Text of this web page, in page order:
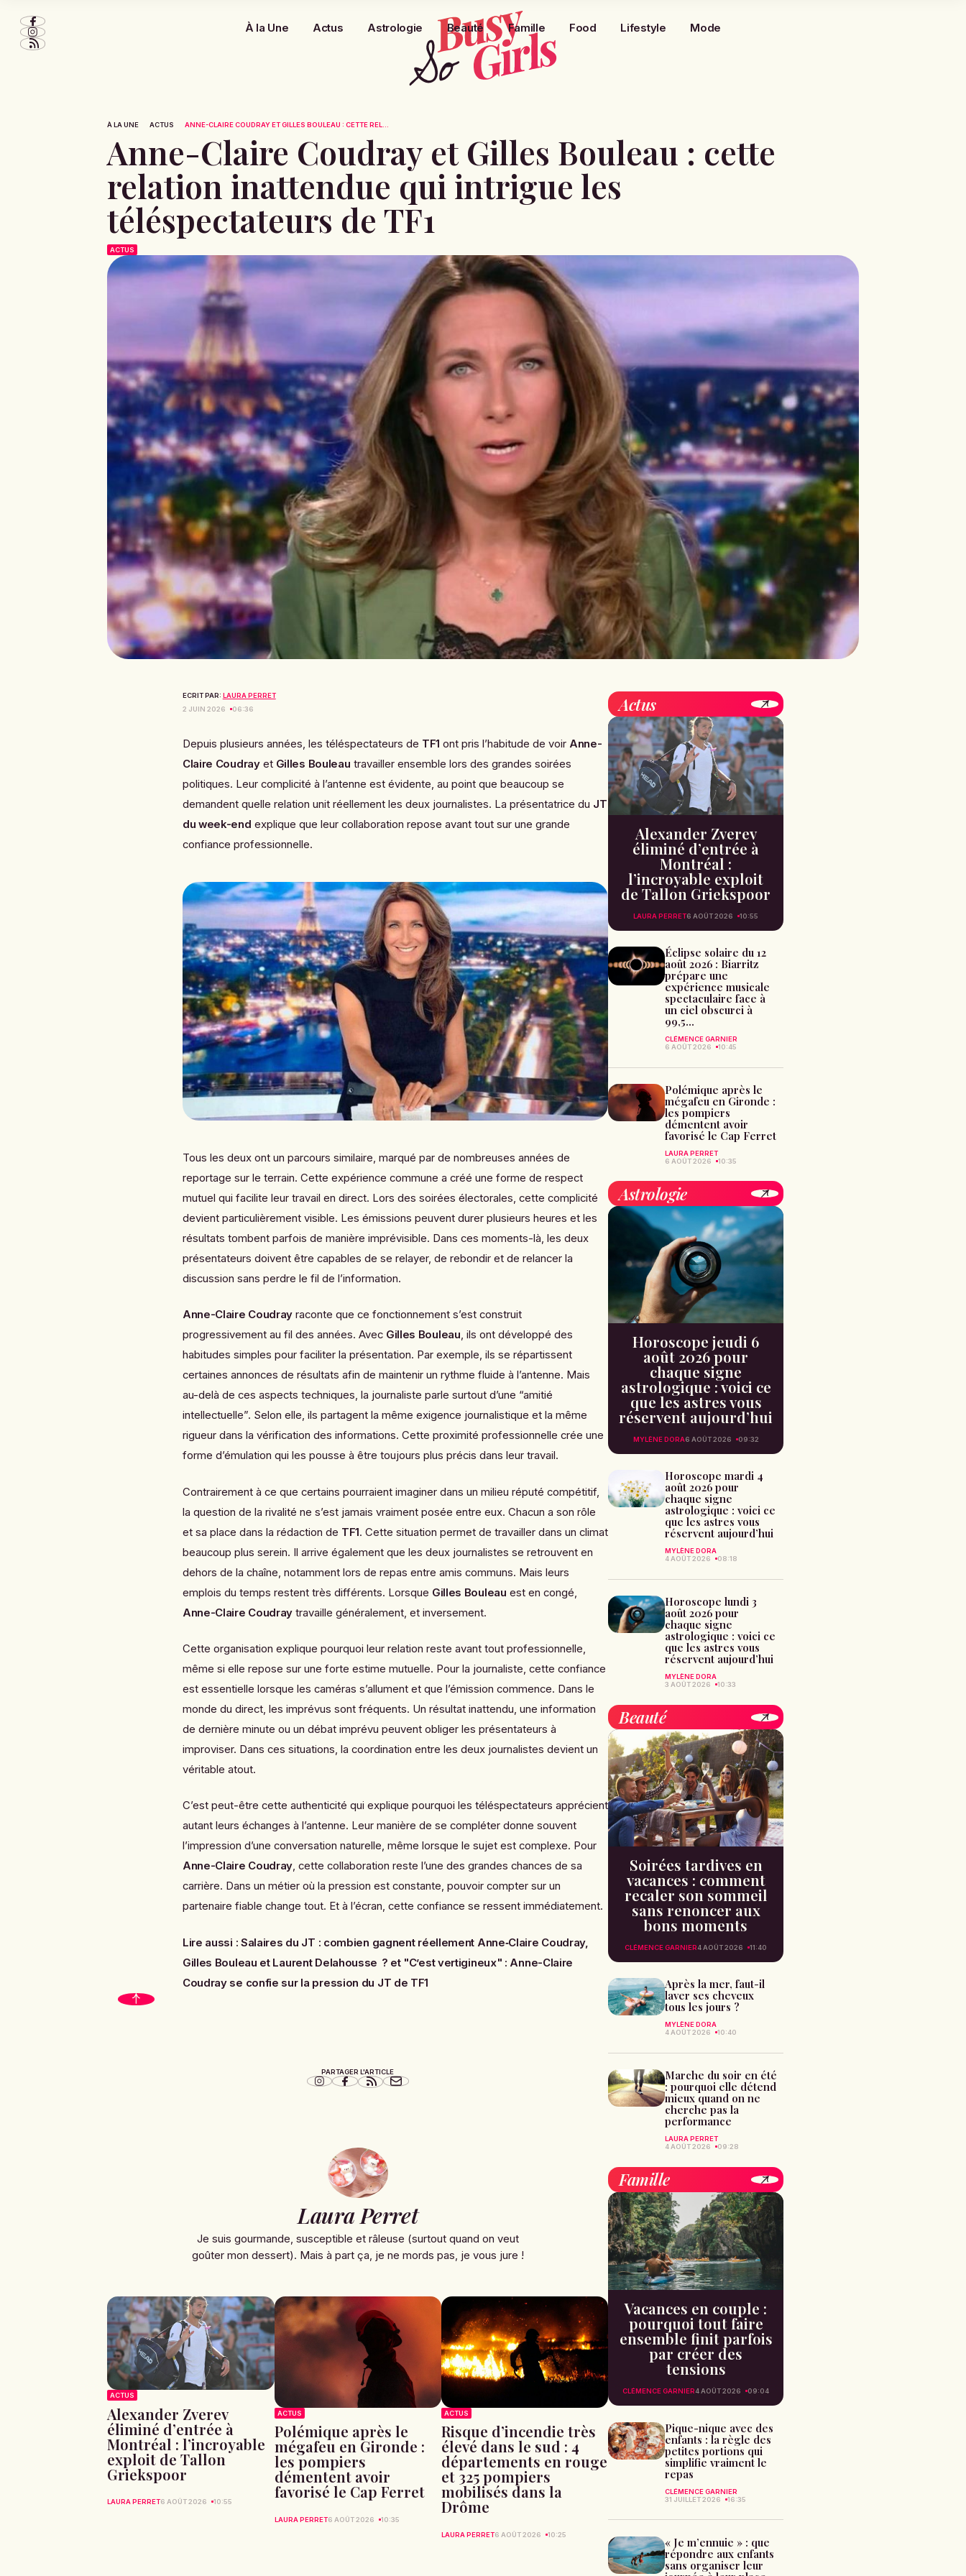
À la Une Actus Astrologie Beauté Famille Food Lifestyle Mode
À LA UNE ACTUS ANNE-CLAIRE COUDRAY ET GILLES BOULEAU : CETTE REL...
Anne-Claire Coudray et Gilles Bouleau : cette
relation inattendue qui intrigue les
téléspectateurs de TF1
ACTUS
ECRIT PAR: LAURA PERRET
2 JUIN 2026
06:36
Depuis plusieurs années, les téléspectateurs de TF1 ont pris l’habitude de voir Anne-
Claire Coudrayet Gilles Bouleau travailler ensemble lors des grandes soirées
politiques. Leur complicité à l’antenne est évidente, au point que beaucoup se
demandent quelle relation unit réellement les deux journalistes. La présentatrice du JT
du week-end explique que leur collaboration repose avant tout sur une grande
confiance professionnelle.
Tous les deux ont un parcours similaire, marqué par de nombreuses années de
reportage sur le terrain. Cette expérience commune a créé une forme de respect
mutuel qui facilite leur travail en direct. Lors des soirées électorales, cette complicité
devient particulièrement visible. Les émissions peuvent durer plusieurs heures et les
résultats tombent parfois de manière imprévisible. Dans ces moments-là, les deux
présentateurs doivent être capables de se relayer, de rebondir et de relancer la
discussion sans perdre le fil de l’information.
Anne-Claire Coudray raconte que ce fonctionnement s’est construit
progressivement au fil des années. Avec Gilles Bouleau, ils ont développé des
habitudes simples pour faciliter la présentation. Par exemple, ils se répartissent
certaines annonces de résultats afin de maintenir un rythme fluide à l’antenne. Mais
au-delà de ces aspects techniques, la journaliste parle surtout d’une “amitié
intellectuelle”. Selon elle, ils partagent la même exigence journalistique et la même
rigueur dans la vérification des informations. Cette proximité professionnelle crée une
forme d’émulation qui les pousse à être toujours plus précis dans leur travail.
Contrairement à ce que certains pourraient imaginer dans un milieu réputé compétitif,
la question de la rivalité ne s’est jamais vraiment posée entre eux. Chacun a son rôle
et sa place dans la rédaction de TF1. Cette situation permet de travailler dans un climat
beaucoup plus serein. Il arrive également que les deux journalistes se retrouvent en
dehors de la chaîne, notamment lors de repas entre amis communs. Mais leurs
emplois du temps restent très différents. Lorsque Gilles Bouleau est en congé,
Anne-Claire Coudray travaille généralement, et inversement.
Cette organisation explique pourquoi leur relation reste avant tout professionnelle,
même si elle repose sur une forte estime mutuelle. Pour la journaliste, cette confiance
est essentielle lorsque les caméras s’allument et que l’émission commence. Dans le
monde du direct, les imprévus sont fréquents. Un résultat inattendu, une information
de dernière minute ou un débat imprévu peuvent obliger les présentateurs à
improviser. Dans ces situations, la coordination entre les deux journalistes devient un
véritable atout.
C’est peut-être cette authenticité qui explique pourquoi les téléspectateurs apprécient
autant leurs échanges à l’antenne. Leur manière de se compléter donne souvent
l’impression d’une conversation naturelle, même lorsque le sujet est complexe. Pour
Anne-Claire Coudray, cette collaboration reste l’une des grandes chances de sa
carrière. Dans un métier où la pression est constante, pouvoir compter sur un
partenaire fiable change tout. Et à l’écran, cette confiance se ressent immédiatement.
Lire aussi : Salaires du JT : combien gagnent réellement Anne‑Claire Coudray,
Gilles Bouleau et Laurent Delahousse ? et "C’est vertigineux" : Anne-Claire
Coudray se confie sur la pression du JT de TF1
PARTAGER L'ARTICLE
Laura Perret
Je suis gourmande, susceptible et râleuse (surtout quand on veut
goûter mon dessert). Mais à part ça, je ne mords pas, je vous jure !
ACTUS
Alexander Zverev
éliminé d’entrée à
Montréal : l’incroyable
exploit de Tallon
Griekspoor
LAURA PERRET6 AOÛT 2026 10:55
ACTUS
Polémique après le
mégafeu en Gironde :
les pompiers
démentent avoir
favorisé le Cap Ferret
LAURA PERRET6 AOÛT 2026 10:35
ACTUS
Risque d’incendie très
élevé dans le sud : 4
départements en rouge
et 325 pompiers
mobilisés dans la
Drôme
LAURA PERRET6 AOÛT 2026 10:25
Actus
Alexander Zverev
éliminé d’entrée à
Montréal :
l’incroyable exploit
de Tallon Griekspoor
LAURA PERRET6 AOÛT 2026 10:55
Éclipse solaire du 12
août 2026 : Biarritz
prépare une
expérience musicale
spectaculaire face à
un ciel obscurci à
99,5...
CLÉMENCE GARNIER
6 AOÛT 2026
10:45
Polémique après le
mégafeu en Gironde :
les pompiers
démentent avoir
favorisé le Cap Ferret
LAURA PERRET
6 AOÛT 2026
10:35
Astrologie
Horoscope jeudi 6
août 2026 pour
chaque signe
astrologique : voici ce
que les astres vous
réservent aujourd’hui
MYLÈNE DORA6 AOÛT 2026 09:32
Horoscope mardi 4
août 2026 pour
chaque signe
astrologique : voici ce
que les astres vous
réservent aujourd’hui
MYLÈNE DORA
4 AOÛT 2026
08:18
Horoscope lundi 3
août 2026 pour
chaque signe
astrologique : voici ce
que les astres vous
réservent aujourd’hui
MYLÈNE DORA
3 AOÛT 2026
10:33
Beauté
Soirées tardives en
vacances : comment
recaler son sommeil
sans renoncer aux
bons moments
CLÉMENCE GARNIER4 AOÛT 2026 11:40
Après la mer, faut-il
laver ses cheveux
tous les jours ?
MYLÈNE DORA
4 AOÛT 2026
10:40
Marche du soir en été
: pourquoi elle détend
mieux quand on ne
cherche pas la
performance
LAURA PERRET
4 AOÛT 2026
09:28
Famille
Vacances en couple :
pourquoi tout faire
ensemble finit parfois
par créer des
tensions
CLÉMENCE GARNIER4 AOÛT 2026 09:04
Pique-nique avec des
enfants : la règle des
petites portions qui
simplifie vraiment le
repas
CLÉMENCE GARNIER
31 JUILLET 2026
16:35
« Je m’ennuie » : que
répondre aux enfants
sans organiser leur